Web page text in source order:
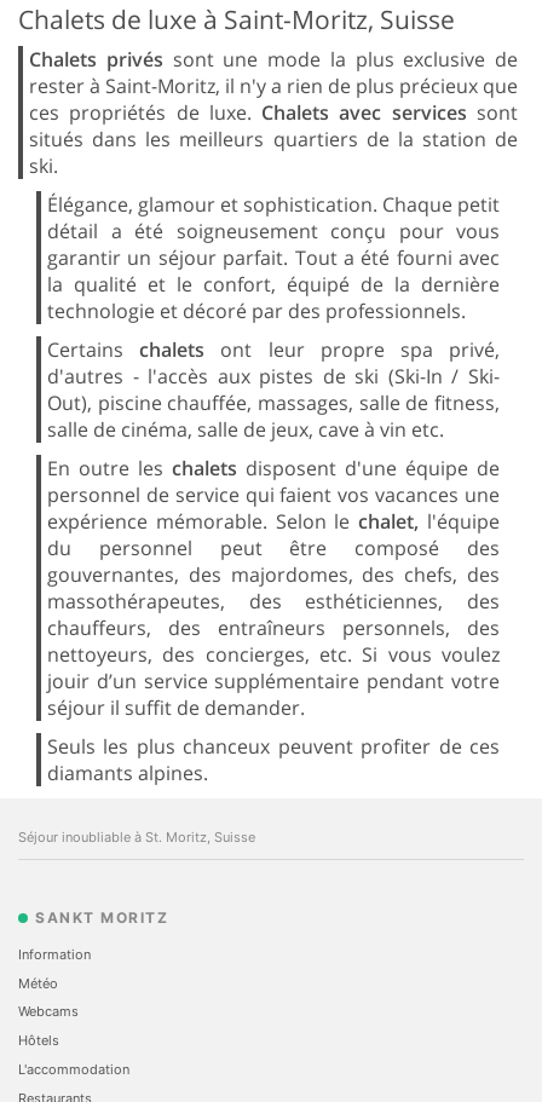
Chalets de luxe à Saint-Moritz, Suisse
Chalets privés sont une mode la plus exclusive de
rester à Saint-Moritz, il n'y a rien de plus précieux que
ces propriétés de luxe. Chalets avec services sont
situés dans les meilleurs quartiers de la station de
ski.
Élégance, glamour et sophistication. Chaque petit
détail a été soigneusement conçu pour vous
garantir un séjour parfait. Tout a été fourni avec
la qualité et le confort, équipé de la dernière
technologie et décoré par des professionnels.
Certainschalets ont leur propre spa privé,
d'autres - l'accès aux pistes de ski (Ski-In / Ski-
Out), piscine chauffée, massages, salle de fitness,
salle de cinéma, salle de jeux, cave à vin etc.
En outre les chalets disposent d'une équipe de
personnel de service qui faient vos vacances une
expérience mémorable. Selon lechalet, l'équipe
du personnel peut être composé des
gouvernantes, des majordomes, des chefs, des
massothérapeutes, des esthéticiennes, des
chauffeurs, des entraîneurs personnels, des
nettoyeurs, des concierges, etc. Si vous voulez
jouir d’un service supplémentaire pendant votre
séjour il suffit de demander.
Seuls les plus chanceux peuvent profiter de ces
diamants alpines.
Séjour inoubliable à St. Moritz, Suisse
SANKT MORITZ
Information
Météo
Webcams
Hôtels
L'accommodation
Restaurants